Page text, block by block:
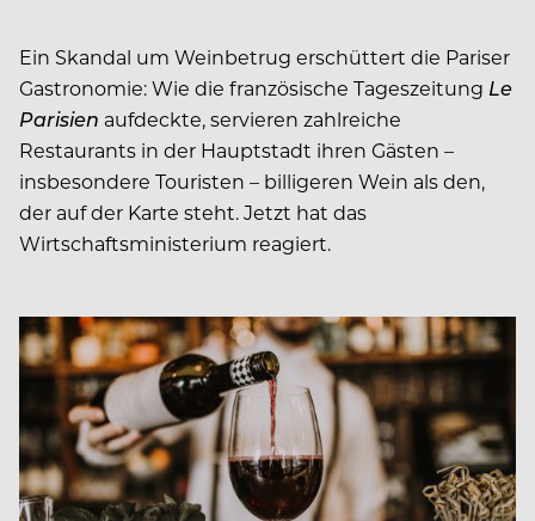
Ein Skandal um Weinbetrug erschüttert die Pariser
Gastronomie: Wie die französische Tageszeitung Le
Parisien aufdeckte, servieren zahlreiche
Restaurants in der Hauptstadt ihren Gästen –
insbesondere Touristen – billigeren Wein als den,
der auf der Karte steht. Jetzt hat das
Wirtschaftsministerium reagiert.